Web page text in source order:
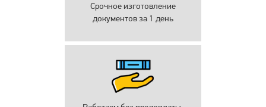
Срочное изготовление
документов за 1 день